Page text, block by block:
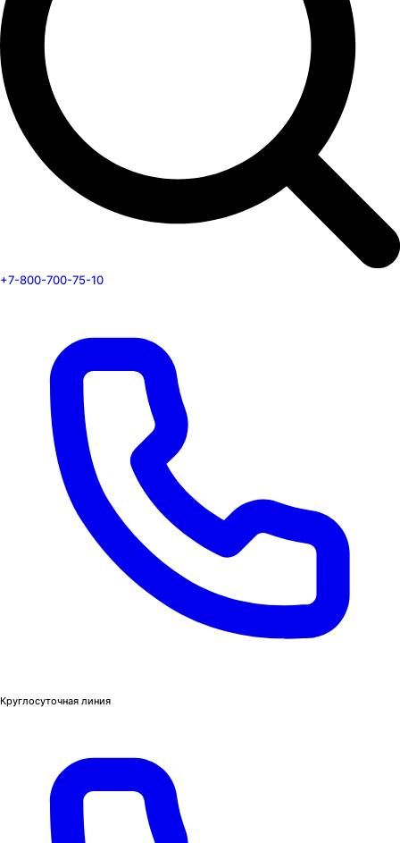
+7-800-700-75-10
Круглосуточная линия